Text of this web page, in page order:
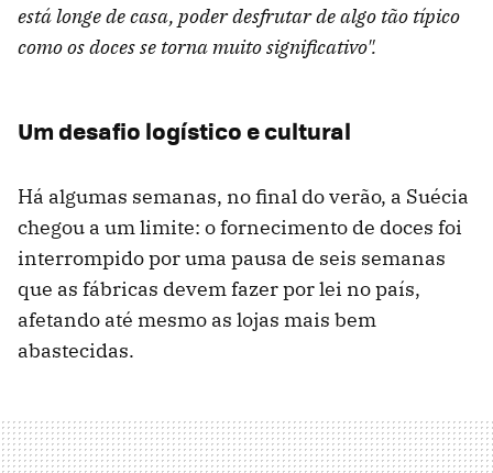
está longe de casa, poder desfrutar de algo tão típico
como os doces se torna muito significativo".
Um desafio logístico e cultural
Há algumas semanas, no final do verão, a Suécia
chegou a um limite: o fornecimento de doces foi
interrompido por uma pausa de seis semanas
que as fábricas devem fazer por lei no país,
afetando até mesmo as lojas mais bem
abastecidas.